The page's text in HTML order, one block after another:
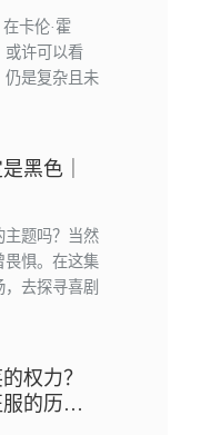
卡伦·霍
或许可以看
仍是复杂且未
黑色｜
主题吗？当然
畏惧。在这集
去探寻喜剧
权力？
的历